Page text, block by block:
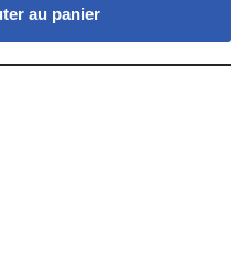
au panier